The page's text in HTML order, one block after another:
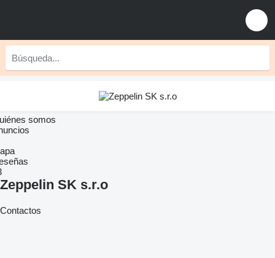
somos
Zeppelin SK s.r.o
Contactos